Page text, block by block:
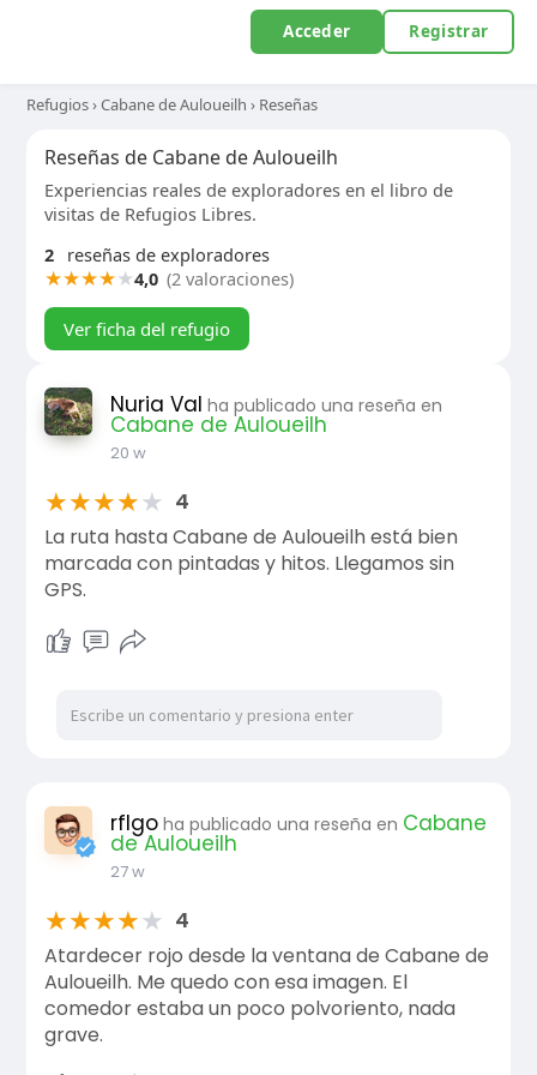
Acceder Registrar
Refugios›Cabane de Auloueilh › Reseñas
Reseñas de Cabane de Auloueilh
Experiencias reales de exploradores en el libro de
visitas de Refugios Libres.
2
reseñas de exploradores
★★★★★4,0 (2 valoraciones)
Ver ficha del refugio
Nuria Val ha publicado una reseña en
Cabane de Auloueilh
20 w
★★★★★ 4
La ruta hasta Cabane de Auloueilh está bien
marcada con pintadas y hitos. Llegamos sin
GPS.
rflgo ha publicado una reseña en Cabane
de Auloueilh
27 w
★★★★★ 4
Atardecer rojo desde la ventana de Cabane de
Auloueilh. Me quedo con esa imagen. El
comedor estaba un poco polvoriento, nada
grave.